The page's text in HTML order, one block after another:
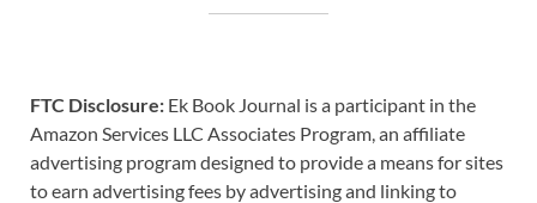
FTC Disclosure: Ek Book Journal is a participant in the
Amazon Services LLC Associates Program, an affiliate
advertising program designed to provide a means for sites
to earn advertising fees by advertising and linking to